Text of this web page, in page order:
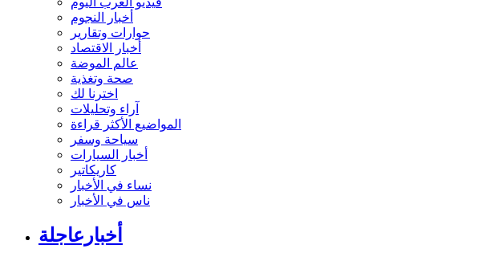
أخبار النجوم
حوارات وتقارير
أخبار الاقتصاد
عالم الموضة
صحة وتغذية
اخترنا لك
آراء وتحليلات
المواضيع الأكثر قراءة
سياحة وسفر
أخبار السيارات
كاريكاتير
نساء في الأخبار
ناس في الأخبار
أخبارعاجلة